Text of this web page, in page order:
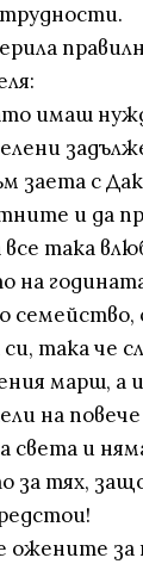
имаш
заета с
и да
така
на
семейство,
така че
марш, а
на
света и
за тях,
ожените за